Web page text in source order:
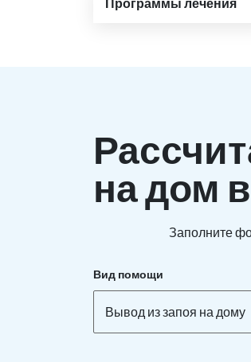
Программы лечения
на дом
Заполните
Вид помощи
Вывод из запоя на дому